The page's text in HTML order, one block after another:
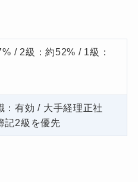
/ 2級：約52% / 1級：
：有効 / 大手経理正社
記2級を優先